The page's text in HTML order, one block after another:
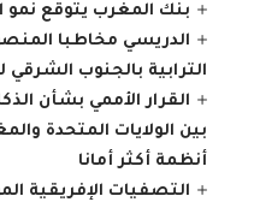
بنك المغرب يتوقع نمو
الدريسي مخاطبا
الترابية بالجنوب
القرار الأممي بشأن
بين الولايات المتحدة
أنظمة أكثر أمانا
التصفيات الإفريقية